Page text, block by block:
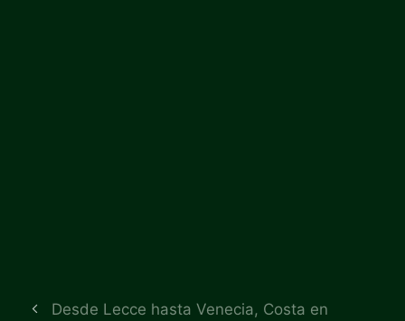
Desde Lecce hasta Venecia, Costa en